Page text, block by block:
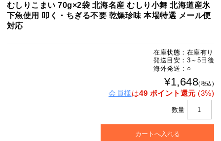
むしりこまい 70g×2袋 北海名産 むしり小舞 北海道産氷
下魚使用 叩く・ちぎる不要 乾燥珍味 本場特選 メール便
対応
在庫状態：在庫有り
発送目安：3～5日後
海外発送 : ○
¥1,648(税込)
会員様は49 ポイント還元 (3%)
数量